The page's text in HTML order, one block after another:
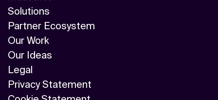
Solutions
Partner Ecosystem
Our Work
Our Ideas
Legal
Privacy Statement